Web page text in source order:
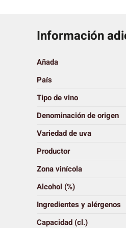
Información
Añada
País
Tipo de vino
Denominación de origen
Variedad de uva
Productor
Zona vinícola
Alcohol (%)
Ingredientes y alérgenos
Capacidad (cl.)